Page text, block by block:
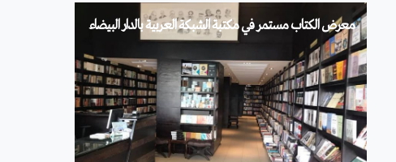
معرض الكتـــاب مستـــــــــمر في مكــــتبة الشبكة العربية بالدار البيضاء